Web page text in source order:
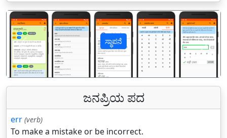
ಸ್ಥಾಪನೆ
पिछला
ಜನಪ್ರಿಯ ಪದ
err (verb)
To make a mistake or be incorrect.